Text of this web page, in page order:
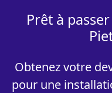
Prêt à
Obtenez votre
pour une